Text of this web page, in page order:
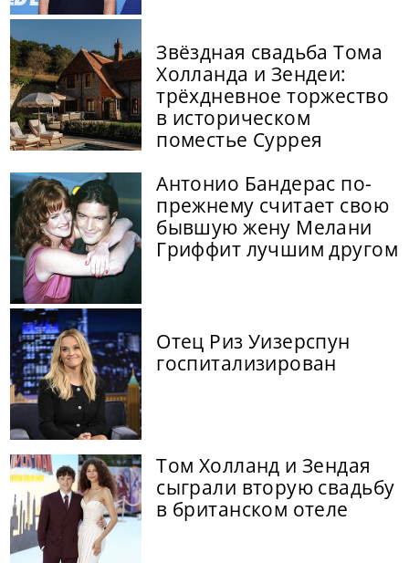
Звёздная свадьба Тома
Холланда и Зендеи:
трёхдневное торжество
в историческом
поместье Суррея
Антонио Бандерас по-
прежнему считает свою
бывшую жену Мелани
Гриффит лучшим другом
Отец Риз Уизерспун
госпитализирован
Том Холланд и Зендая
сыграли вторую свадьбу
в британском отеле